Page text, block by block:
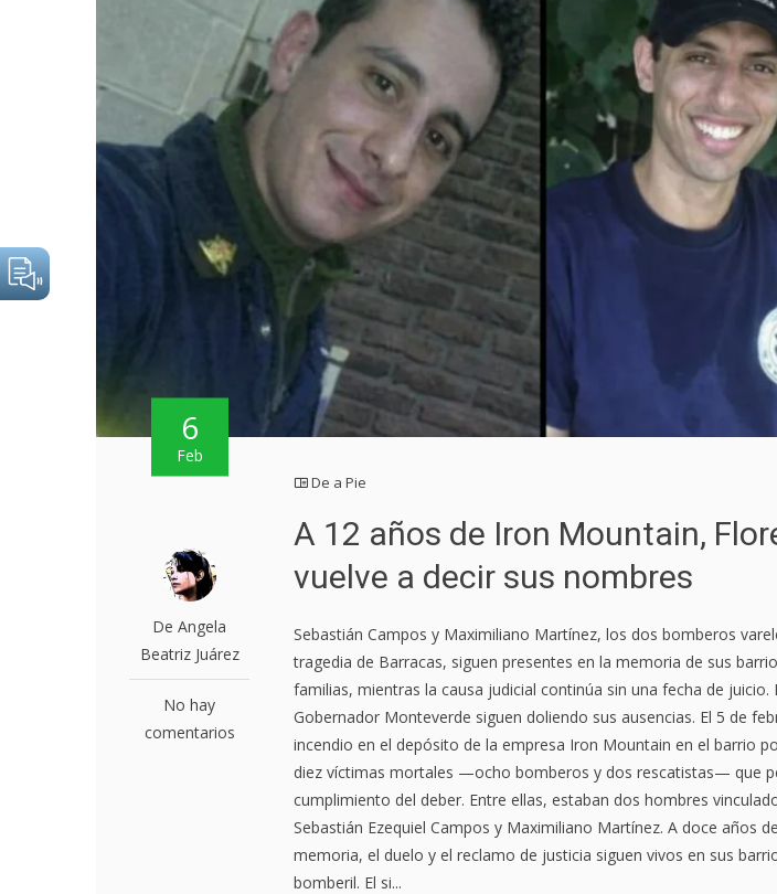
6
Feb
De Angela
Beatriz Juárez
No hay
comentarios
De a Pie
A 12 años de Iron Mountain,
vuelve a decir sus nombres
Sebastián Campos y Maximiliano Martínez, los dos bomberos
tragedia de Barracas, siguen presentes en la memoria de sus
familias, mientras la causa judicial continúa sin una fecha de juicio.
Gobernador Monteverde siguen doliendo sus ausencias. El 5 de
incendio en el depósito de la empresa Iron Mountain en el barrio
diez víctimas mortales —ocho bomberos y dos rescatistas— que
cumplimiento del deber. Entre ellas, estaban dos hombres
Sebastián Ezequiel Campos y Maximiliano Martínez. A doce años
memoria, el duelo y el reclamo de justicia siguen vivos en sus
bomberil. El si...